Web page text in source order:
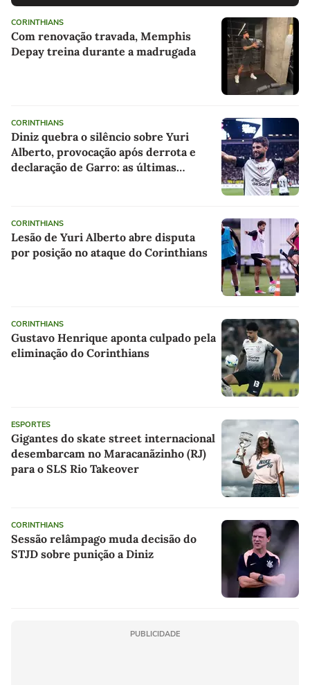
CORINTHIANS
Com renovação travada, Memphis
Depay treina durante a madrugada
CORINTHIANS
Diniz quebra o silêncio sobre Yuri
Alberto, provocação após derrota e
declaração de Garro: as últimas
CORINTHIANS
Lesão de Yuri Alberto abre disputa
por posição no ataque do Corinthians
CORINTHIANS
Gustavo Henrique aponta culpado pela
eliminação do Corinthians
ESPORTES
Gigantes do skate street internacional
desembarcam no Maracanãzinho (RJ)
para o SLS Rio Takeover
CORINTHIANS
Sessão relâmpago muda decisão do
STJD sobre punição a Diniz
PUBLICIDADE